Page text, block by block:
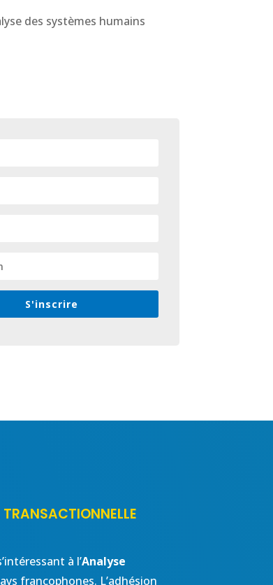
des systèmes humains
S'inscrire
à l’Analyse
francophones. L’adhésion